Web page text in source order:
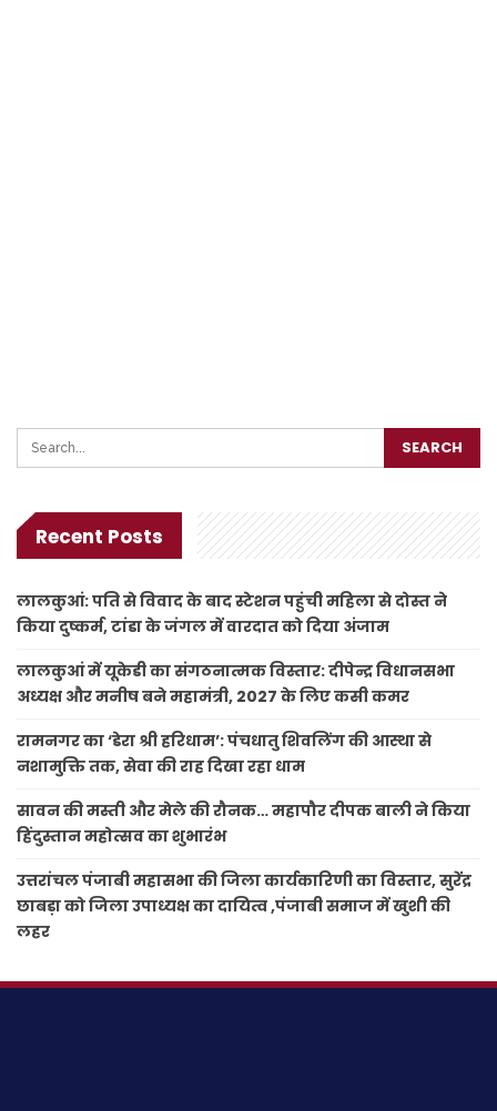
Recent Posts
लालकुआं: पति से विवाद के बाद स्टेशन पहुंची महिला से दोस्त ने
किया दुष्कर्म, टांडा के जंगल में वारदात को दिया अंजाम
लालकुआं में यूकेडी का संगठनात्मक विस्तार: दीपेन्द्र विधानसभा
अध्यक्ष और मनीष बने महामंत्री, 2027 के लिए कसी कमर
रामनगर का ‘डेरा श्री हरिधाम’: पंचधातु शिवलिंग की आस्था से
नशामुक्ति तक, सेवा की राह दिखा रहा धाम
सावन की मस्ती और मेले की रौनक… महापौर दीपक बाली ने किया
हिंदुस्तान महोत्सव का शुभारंभ
उत्तरांचल पंजाबी महासभा की जिला कार्यकारिणी का विस्तार, सुरेंद्र
छाबड़ा को जिला उपाध्यक्ष का दायित्व ,पंजाबी समाज में खुशी की
लहर